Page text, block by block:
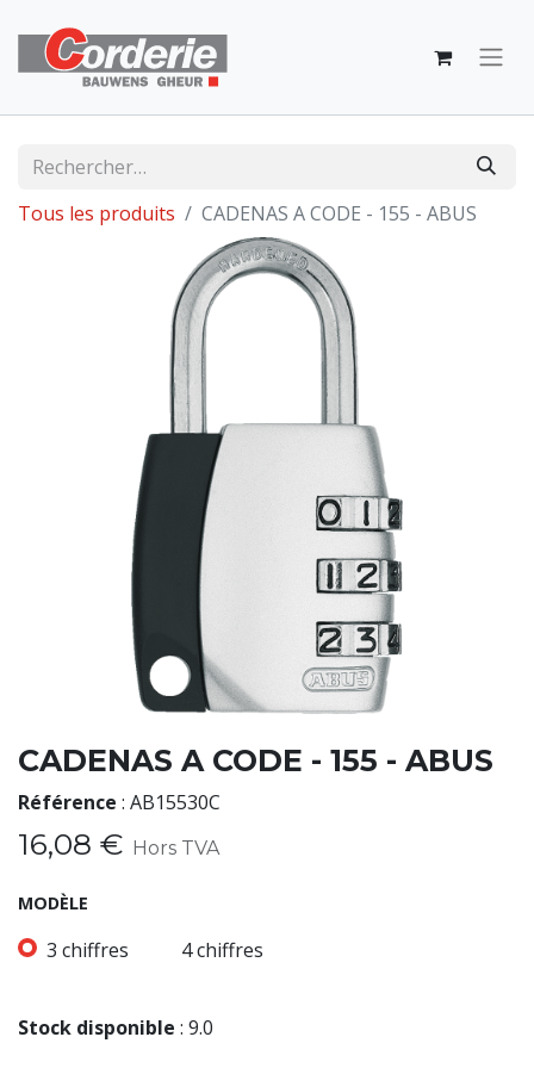
Tous les produits CADENAS A CODE - 155 - ABUS
CADENAS A CODE - 155 - ABUS
Référence : AB15530C
16,08 € Hors TVA
MODÈLE
3 chiffres 4 chiffres
Stock disponible : 9.0